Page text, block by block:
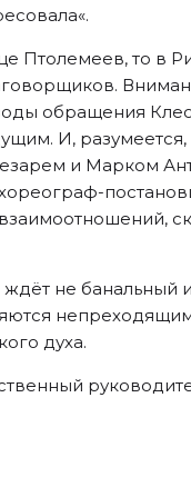
Птолемеев, то в
обращения
И,
и Марком
ждёт не банальный
духа.